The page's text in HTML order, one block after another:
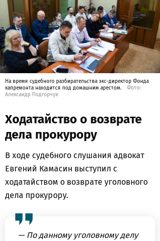
На время судебного разбирательства экс-директор Фонда
капремонта находится под домашним арестом.
Фото:
Александр Подгорчук
Ходатайство о возврате
дела прокурору
В ходе судебного слушания адвокат
Евгений Камасин выступил с
ходатайством о возврате уголовного
дела прокурору.
— По данному уголовному делу